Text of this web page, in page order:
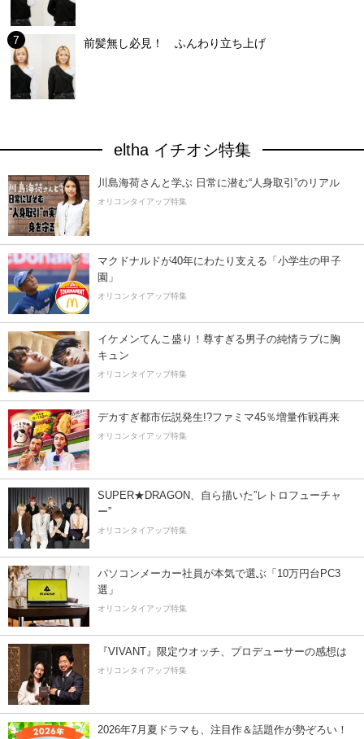
前髪無し必見！ ふんわり立ち上げ
eltha イチオシ特集
川島海荷さんと学ぶ 日常に潜む“人身取引”のリアル
オリコンタイアップ特集
マクドナルドが40年にわたり支える「小学生の甲子
園」
オリコンタイアップ特集
イケメンてんこ盛り！尊すぎる男子の純情ラブに胸
キュン
オリコンタイアップ特集
デカすぎ都市伝説発生!?ファミマ45％増量作戦再来
オリコンタイアップ特集
SUPER★DRAGON、自ら描いた”レトロフューチャ
ー”
オリコンタイアップ特集
パソコンメーカー社員が本気で選ぶ「10万円台PC3
選」
オリコンタイアップ特集
『VIVANT』限定ウオッチ、プロデューサーの感想は
オリコンタイアップ特集
2026年7月夏ドラマも、注目作＆話題作が勢ぞろい！